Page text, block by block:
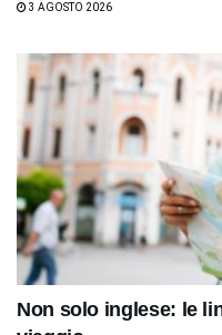
3 AGOSTO 2026
Non solo inglese: le